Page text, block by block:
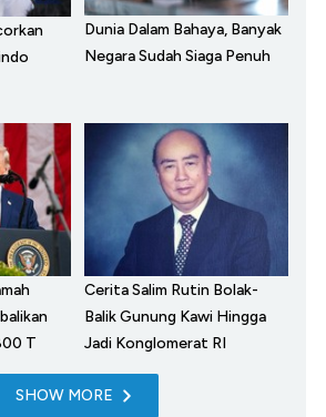
Dunia Dalam Bahaya, Banyak
Negara Sudah Siaga Penuh
T
Cerita Salim Rutin Bolak-
Balik Gunung Kawi Hingga
Jadi Konglomerat RI
SHOW MORE